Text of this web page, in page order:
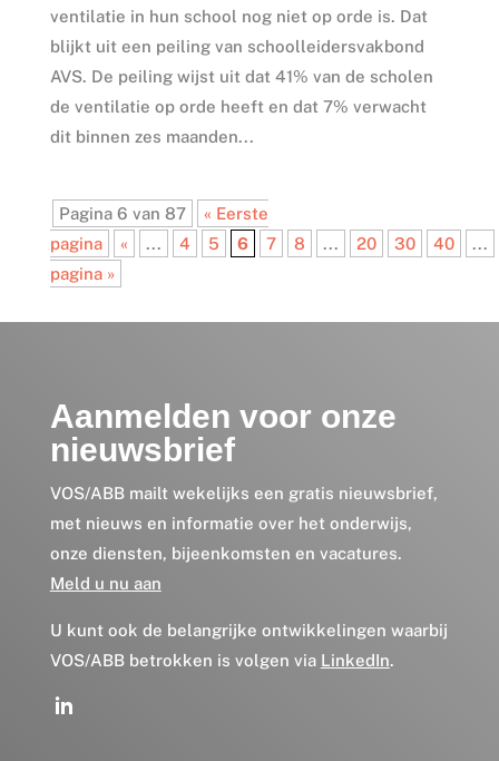
ventilatie in hun school nog niet op orde is. Dat
blijkt uit een peiling van schoolleidersvakbond
AVS. De peiling wijst uit dat 41% van de scholen
de ventilatie op orde heeft en dat 7% verwacht
dit binnen zes maanden...
Pagina 6 van 87
« Eerste
pagina
« ... 4 5 6 7 8 ... 20 30 40
...
pagina »
Aanmelden voor onze
nieuwsbrief
VOS/ABB mailt wekelijks een gratis nieuwsbrief,
met nieuws en informatie over het onderwijs,
onze diensten, bijeenkomsten en vacatures.
Meld u nu aan
U kunt ook de belangrijke ontwikkelingen waarbij
VOS/ABB betrokken is volgen via LinkedIn.